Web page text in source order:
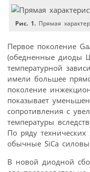
Рис. 1. Прямая
Первое поколение
(обедненные диоды
температурной
имели большее
поколение
показывает
сопротивления с
температуры
По ряду технических
обычные SiCa
В новой диодной